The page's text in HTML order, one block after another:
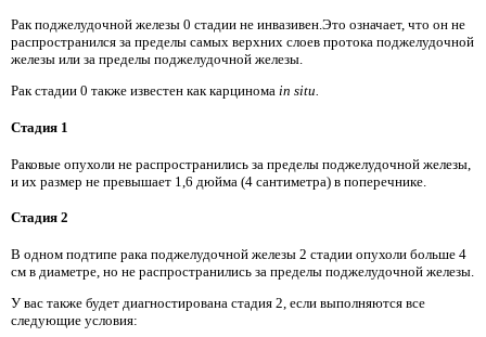
Рак поджелудочной железы 0 стадии не инвазивен.Это означает, что он не
распространился за пределы самых верхних слоев протока поджелудочной
железы или за пределы поджелудочной железы.
Рак стадии 0 также известен как карцинома in situ.
Стадия 1
Раковые опухоли не распространились за пределы поджелудочной железы,
и их размер не превышает 1,6 дюйма (4 сантиметра) в поперечнике.
Стадия 2
В одном подтипе рака поджелудочной железы 2 стадии опухоли больше 4
см в диаметре, но не распространились за пределы поджелудочной железы.
У вас также будет диагностирована стадия 2, если выполняются все
следующие условия: